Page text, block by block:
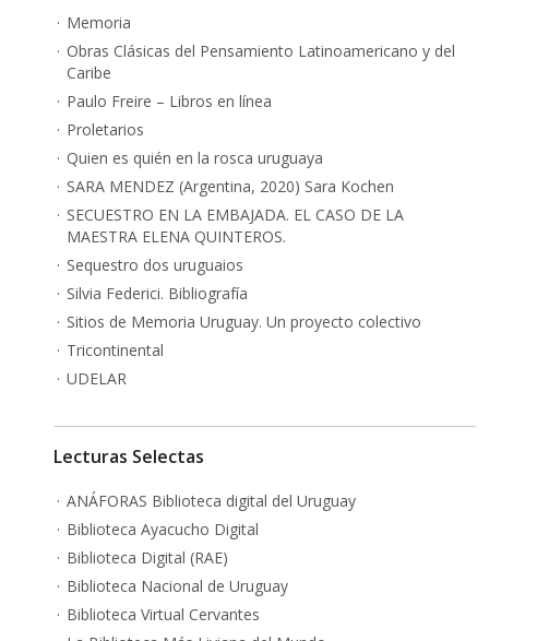
Memoria
Obras Clásicas del Pensamiento Latinoamericano y del
Caribe
Paulo Freire – Libros en línea
Proletarios
Quien es quién en la rosca uruguaya
SARA MENDEZ (Argentina, 2020) Sara Kochen
SECUESTRO EN LA EMBAJADA. EL CASO DE LA
MAESTRA ELENA QUINTEROS.
Sequestro dos uruguaios
Silvia Federici. Bibliografía
Sitios de Memoria Uruguay. Un proyecto colectivo
Tricontinental
UDELAR
Lecturas Selectas
ANÁFORAS Biblioteca digital del Uruguay
Biblioteca Ayacucho Digital
Biblioteca Digital (RAE)
Biblioteca Nacional de Uruguay
Biblioteca Virtual Cervantes